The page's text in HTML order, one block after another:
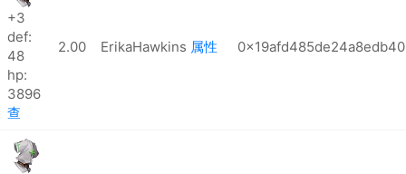
+3
def:
48
hp:
3896
查
2.00 ErikaHawkins 属性